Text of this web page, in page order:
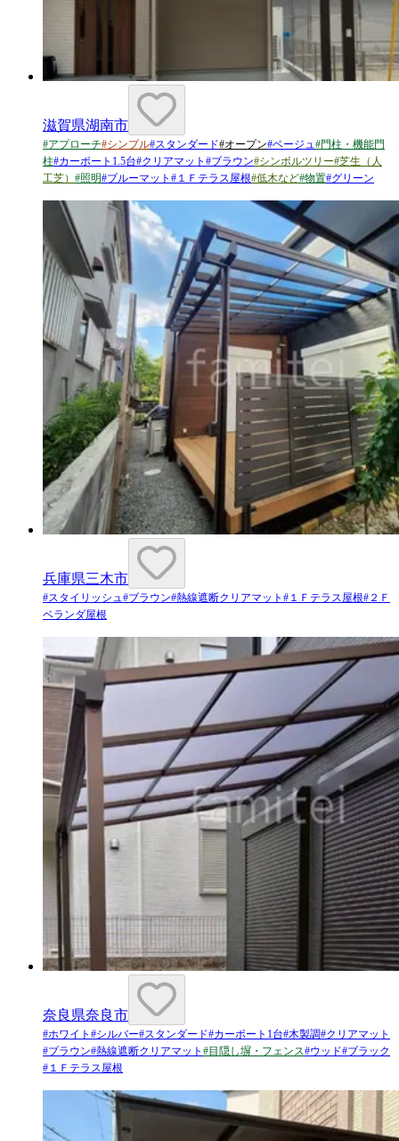
滋賀県湖南市
#アプローチ#シンプル#スタンダード#オープン#ベージュ#門柱・機能門
柱#カーポート1.5台#クリアマット #ブラウン#シンボルツリー#芝生（人
工芝） #照明#ブルーマット # １Ｆテラス屋根#低木など#物置#グリーン
兵庫県三木市
#スタイリッシュ#ブラウン#熱線遮断クリアマット # １Ｆテラス屋根# ２Ｆ
ベランダ屋根
奈良県奈良市
#ホワイト #シルバー#スタンダード#カーポート1台#木製調#クリアマット
#ブラウン#熱線遮断クリアマット #目隠し塀・フェンス#ウッド#ブラック
# １Ｆテラス屋根